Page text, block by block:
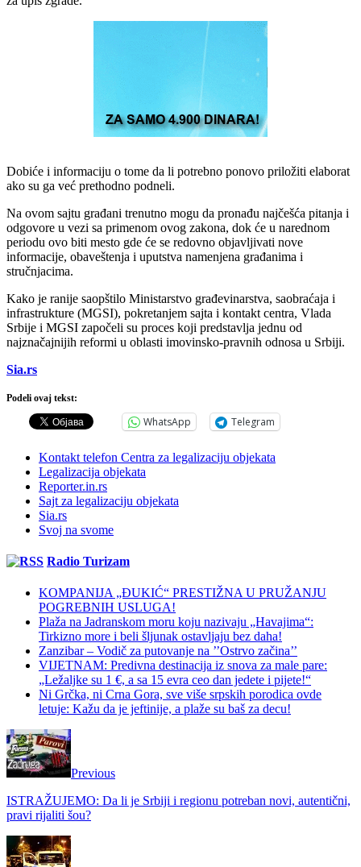
Dobiće i informaciju o tome da li potrebno ponovo priložiti elaborat
ako su ga već prethodno podneli.
Na ovom sajtu građani trenutno mogu da pronađu najčešća pitanja i
odgovore u vezi sa primenom ovog zakona, dok će u narednom
periodu ovo biti mesto gde će se redovno objavljivati nove
informacije, obaveštenja i uputstva namenjena građanima i
stručnjacima.
Kako je ranije saopštilo Ministarstvo građevinarstva, saobraćaja i
infrastrukture (MGSI), pokretanjem sajta i kontakt centra, Vlada
Srbije i MGSI započeli su proces koji predstavlja jednu od
najznačajnijih reformi u oblasti imovinsko-pravnih odnosa u Srbiji.
Sia.rs
Podeli ovaj tekst:
WhatsApp Telegram
Kontakt telefon Centra za legalizaciju objekata
Legalizacija objekata
Reporter.in.rs
Sajt za legalizaciju objekata
Sia.rs
Svoj na svome
Radio Turizam
KOMPANIJA „ĐUKIĆ“ PRESTIŽNA U PRUŽANJU
POGREBNIH USLUGA!
Plaža na Jadranskom moru koju nazivaju „Havajima“:
Tirkizno more i beli šljunak ostavljaju bez daha!
Zanzibar – Vodič za putovanje na ’’Ostrvo začina’’
VIJETNAM: Predivna destinacija iz snova za male pare:
„Ležaljke su 1 €, a sa 15 evra ceo dan jedete i pijete!“
Ni Grčka, ni Crna Gora, sve više srpskih porodica ovde
letuje: Kažu da je jeftinije, a plaže su baš za decu!
Previous
ISTRAŽUJEMO: Da li je Srbiji i regionu potreban novi, autentični,
pravi rijaliti šou?